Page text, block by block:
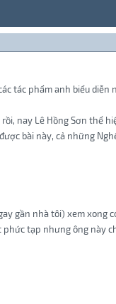
tác phẩm anh biểu diễn
nay Lê Hồng Sơn thể
bài này, cả những
gần nhà tôi) xem xong
tạp nhưng ông này